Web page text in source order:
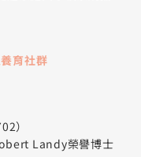
育社群
）
Landy榮譽博士